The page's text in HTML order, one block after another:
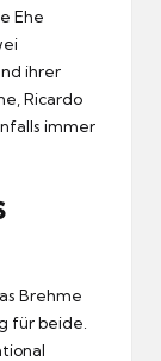
Ehe
ihrer
Ricardo
immer
Brehme
für beide.